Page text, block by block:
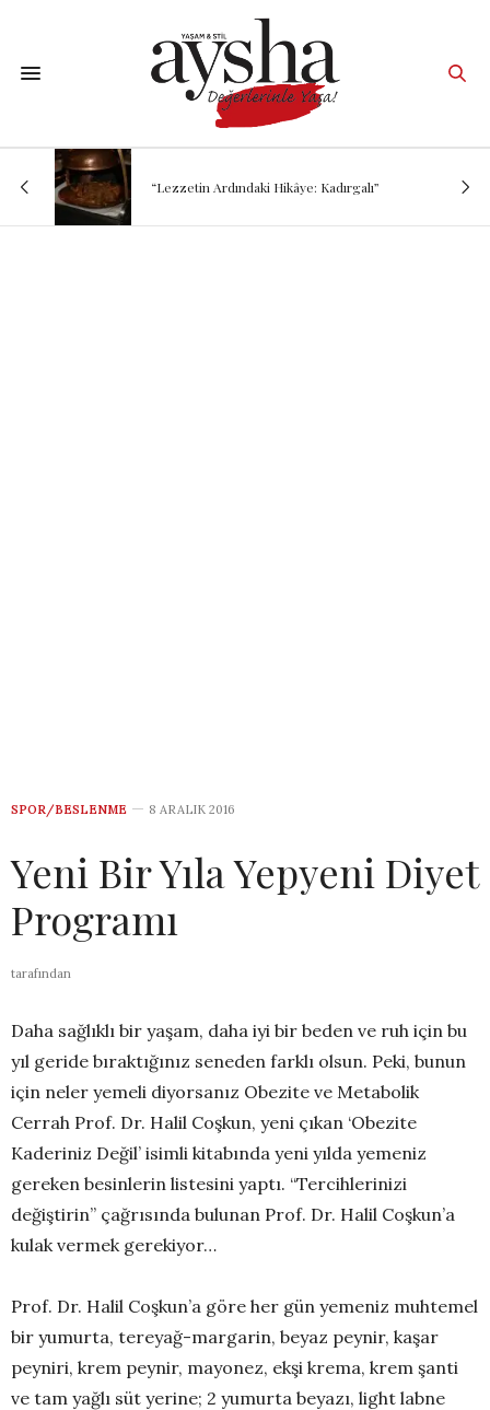
“Lezzetin Ardındaki Hikâye: Kadırgalı”
SPOR/BESLENME 8 ARALIK 2016
Yeni Bir Yıla Yepyeni Diyet
Programı
tarafından
Daha sağlıklı bir yaşam, daha iyi bir beden ve ruh için bu
yıl geride bıraktığınız seneden farklı olsun. Peki, bunun
için neler yemeli diyorsanız Obezite ve Metabolik
Cerrah Prof. Dr. Halil Coşkun, yeni çıkan ‘Obezite
Kaderiniz Değil’ isimli kitabında yeni yılda yemeniz
gereken besinlerin listesini yaptı. “Tercihlerinizi
değiştirin” çağrısında bulunan Prof. Dr. Halil Coşkun’a
kulak vermek gerekiyor…
Prof. Dr. Halil Coşkun’a göre her gün yemeniz muhtemel
bir yumurta, tereyağ-margarin, beyaz peynir, kaşar
peyniri, krem peynir, mayonez, ekşi krema, krem şanti
ve tam yağlı süt yerine; 2 yumurta beyazı, light labne